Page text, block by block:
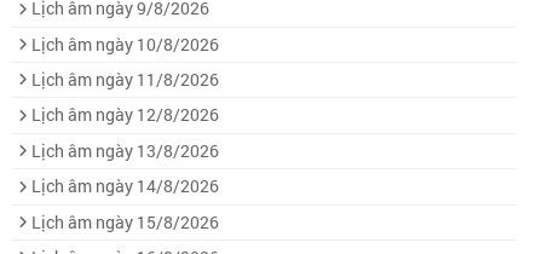
Lịch âm ngày 9/8/2026
Lịch âm ngày 10/8/2026
Lịch âm ngày 11/8/2026
Lịch âm ngày 12/8/2026
Lịch âm ngày 13/8/2026
Lịch âm ngày 14/8/2026
Lịch âm ngày 15/8/2026